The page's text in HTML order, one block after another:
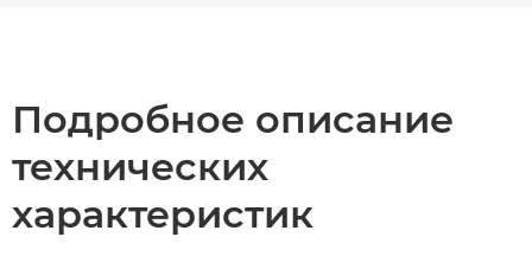
Подробное описание
технических
характеристик